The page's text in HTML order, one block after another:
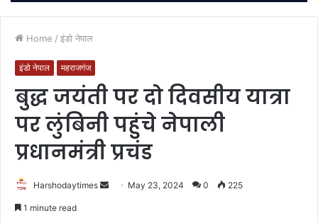
Home / इंडो नेपाल
इंडो नेपाल महराजगंज
बुद्ध जयंती पर दो दिवसीय यात्रा
पर लुंबिनी पहुंचे नेपाली
प्रधानमंत्री प्रचंड
Harshodaytimes
Send May 23, 2024 0 225
1 minute read